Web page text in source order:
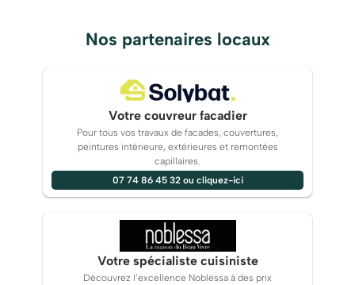
Nos partenaires locaux
Votre couvreur facadier
Pour tous vos travaux de facades, couvertures,
peintures intérieure, extérieures et remontées
capillaires.
07 74 86 45 32 ou cliquez-ici
Votre spécialiste cuisiniste
Découvrez l’excellence Noblessa à des prix